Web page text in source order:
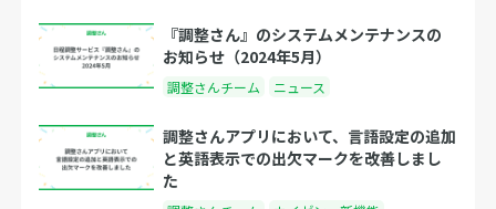
『調整さん』のシステムメンテナンスの
お知らせ（2024年5月）
調整さんチーム ニュース
調整さんアプリにおいて、言語設定の追加
と英語表示での出欠マークを改善しまし
た